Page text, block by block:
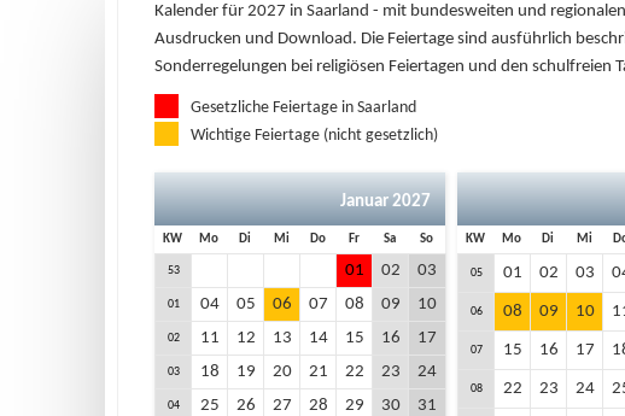
Kalender für 2027 in Saarland - mit bundesweiten und
Ausdrucken und Download. Die Feiertage sind ausführlich
Sonderregelungen bei religiösen Feiertagen und den
Gesetzliche Feiertage in Saarland
Wichtige Feiertage (nicht gesetzlich)
Januar 2027
KW Mo Di Mi Do Fr Sa So
53 01 02 03
01 04 05 06 07 08 09 10
02 11 12 13 14 15 16 17
03 18 19 20 21 22 23 24
04 25 26 27 28 29 30 31
KW Mo Di Mi
05 01 02 03
06 08 09 10
07 15 16 17
08 22 23 24